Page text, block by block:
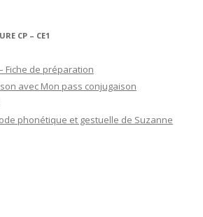
CP – CE1
Fiche de préparation
avec Mon pass conjugaison
phonétique et gestuelle de Suzanne